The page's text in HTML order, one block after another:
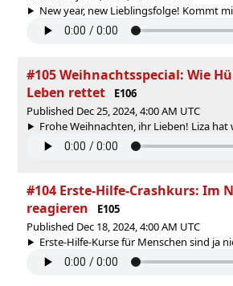
New year, new Lieblingsfolge! Kommt
#105 Weihnachtsspecial: Wie
Leben rettet
E106
Published Dec 25, 2024, 4:00 AM UTC
Frohe Weihnachten, ihr Lieben! Liza hat
#104 Erste-Hilfe-Crashkurs: Im
reagieren
E105
Published Dec 18, 2024, 4:00 AM UTC
Erste-Hilfe-Kurse für Menschen sind ja